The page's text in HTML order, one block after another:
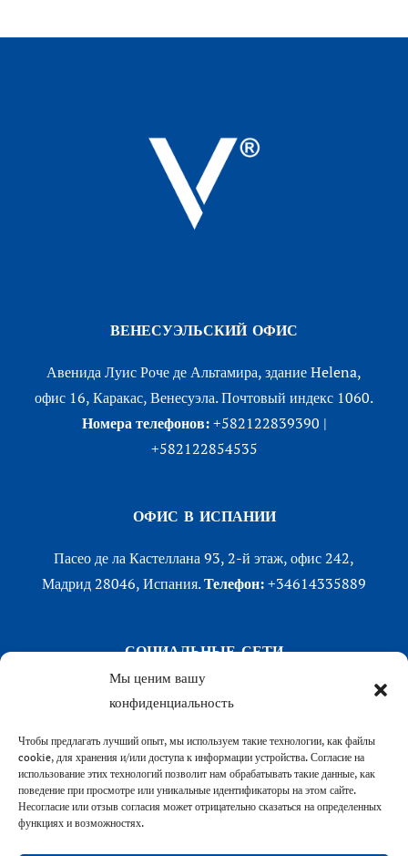
Мы ценим вашу
конфиденциальность
Чтобы предлагать лучший опыт, мы используем такие технологии, как файлы
cookie, для хранения и/или доступа к информации устройства. Согласие на
использование этих технологий позволит нам обрабатывать такие данные, как
поведение при просмотре или уникальные идентификаторы на этом сайте.
Несогласие или отзыв согласия может отрицательно сказаться на определенных
функциях и возможностях.
ВЕНЕСУЭЛЬСКИЙ ОФИС
Авенида Луис Роче де Альтамира, здание Helena,
офис 16, Каракас, Венесуэла. Почтовый индекс 1060.
Номера телефонов:+582122839390 |
+582122854535
ОФИС В ИСПАНИИ
Пасео де ла Кастеллана 93, 2-й этаж, офис 242,
Мадрид 28046, Испания.Телефон:+34614335889
СОЦИАЛЬНЫЕ СЕТИ
Instagram
Facebook